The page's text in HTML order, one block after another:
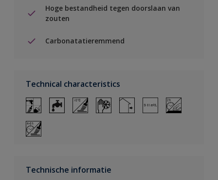
Hoge bestandheid tegen doorslaan van
zouten
Carbonatatieremmend
Technical characteristics
Technische informatie